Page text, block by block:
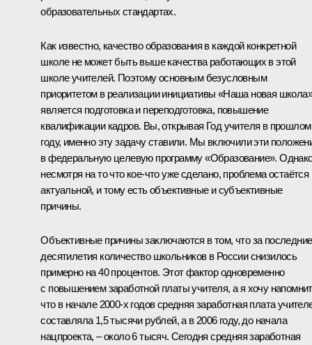
образовательных стандартах.
Как известно, качество образования в каждой конкретной
школе не может быть выше качества работающих в этой
школе учителей. Поэтому основным безусловным
приоритетом в реализации инициативы «Наша новая школа»
является подготовка и переподготовка, повышение
квалификации кадров. Вы, открывая Год учителя в прошлом
году, именно эту задачу ставили. Мы включили эти
в федеральную целевую программу «Образование».
несмотря на то что кое‑что уже сделано, проблема остаётся
актуальной, и тому есть объективные и субъективные
причины.
Объективные причины заключаются в том, что за последние
десятилетия количество школьников в России снизилось
примерно на 40 процентов. Этот фактор одновременно
с повышением заработной платы учителя, а я хочу
что в начале 2000-х годов средняя заработная плата
составляла 1,5 тысячи рублей, а в 2006 году, до начала
нацпроекта, – около 6 тысяч. Сегодня средняя заработная